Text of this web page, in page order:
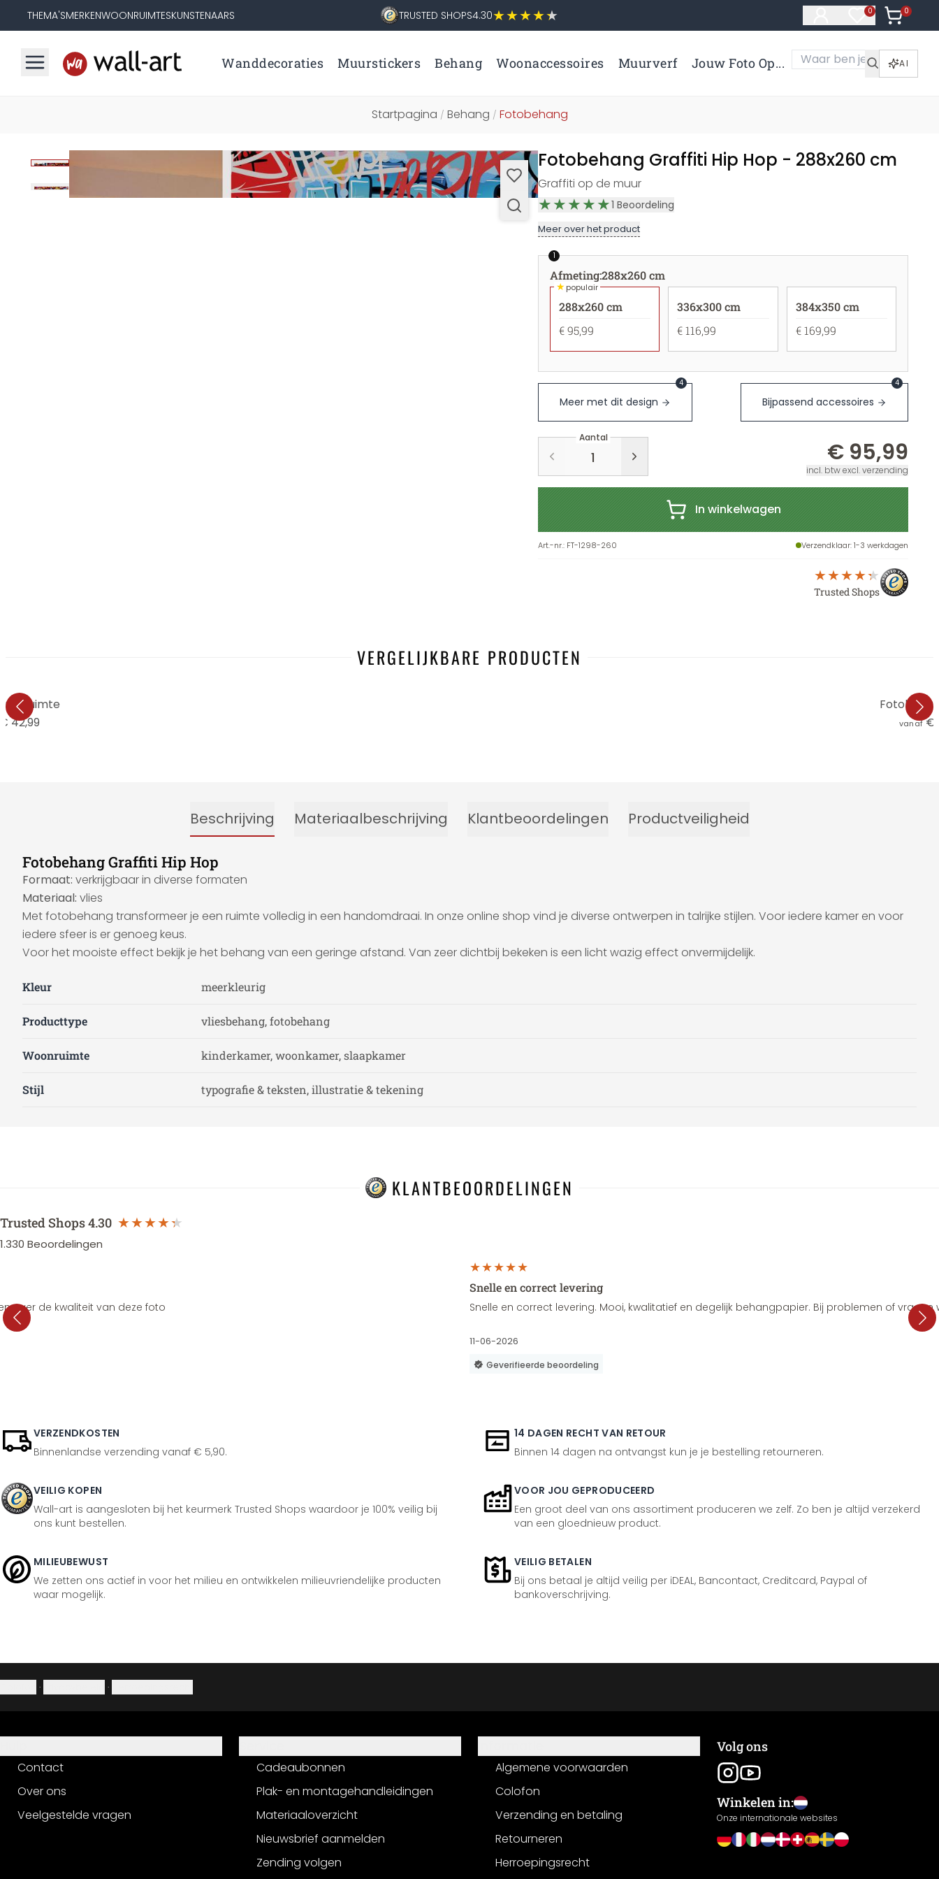
THEMA'SMERKENWOONRUIMTESKUNSTENAARS TRUSTED SHOPS4.30 0
Artikelen in
0
Artikelen
Wanddecoraties Muurstickers Behang Woonaccessoires Muurverf Jouw Foto Op... AI
Startpagina / Behang / Fotobehang
Fotobehang Graffiti Hip Hop - 288x260 cm
Graffiti op de muur
1 Beoordeling
Meer over het product
1
Afmeting:288x260 cm
★populair
288x260 cm
€ 95,99
336x300 cm
€ 116,99
384x350 cm
€ 169,99
Meer met dit design
4
Bijpassend accessoires
4
Aantal
€ 95,99
incl. btw excl. verzending
In winkelwagen
Art.-nr.: FT-1298-260 Verzendklaar: 1-3 werkdagen
Trusted Shops
VERGELIJKBARE PRODUCTEN
Ruimte
42,99
vanaf €
Beschrijving Materiaalbeschrijving Klantbeoordelingen Productveiligheid
Fotobehang Graffiti Hip Hop
Formaat: verkrijgbaar in diverse formaten
Materiaal: vlies
Met fotobehang transformeer je een ruimte volledig in een handomdraai. In onze online shop vind je diverse ontwerpen in talrijke stijlen. Voor iedere kamer en voor
iedere sfeer is er genoeg keus.
Voor het mooiste effect bekijk je het behang van een geringe afstand. Van zeer dichtbij bekeken is een licht wazig effect onvermijdelijk.
Kleur meerkleurig
Producttype vliesbehang, fotobehang
Woonruimte kinderkamer, woonkamer, slaapkamer
Stijl typografie & teksten, illustratie & tekening
KLANTBEOORDELINGEN
Trusted Shops4.30
1.330 Beoordelingen
over de kwaliteit van deze foto
Snelle en correct levering
Snelle en correct levering. Mooi, kwalitatief en degelijk behangpapier. Bij problemen of
11-06-2026
Geverifieerde beoordeling
VERZENDKOSTEN
Binnenlandse verzending vanaf € 5,90.
14 DAGEN RECHT VAN RETOUR
Binnen 14 dagen na ontvangst kun je je bestelling retourneren.
VEILIG KOPEN
Wall-art is aangesloten bij het keurmerk Trusted Shops waardoor je 100% veilig bij
ons kunt bestellen.
VOOR JOU GEPRODUCEERD
Een groot deel van ons assortiment produceren we zelf. Zo ben je altijd verzekerd
van een gloednieuw product.
MILIEUBEWUST
We zetten ons actief in voor het milieu en ontwikkelen milieuvriendelijke producten
waar mogelijk.
VEILIG BETALEN
Bij ons betaal je altijd veilig per iDEAL, Bancontact, Creditcard, Paypal of
bankoverschrijving.
· ·
Contact
Over ons
Veelgestelde vragen
Cadeaubonnen
Plak- en montagehandleidingen
Materiaaloverzicht
Nieuwsbrief aanmelden
Zending volgen
Algemene voorwaarden
Colofon
Verzending en betaling
Retourneren
Herroepingsrecht
Volg ons
Winkelen in:
Onze internationale websites